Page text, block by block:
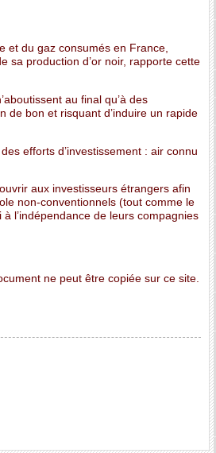
et du gaz consumés en France,
sa production d’or noir, rapporte cette
au final qu’à des
de bon et risquant d’induire un rapide
efforts d’investissement : air connu
aux investisseurs étrangers afin
non-conventionnels (tout comme le
à l’indépendance de leurs compagnies
ne peut être copiée sur ce site.